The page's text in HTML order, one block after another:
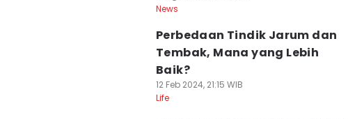
News
Perbedaan Tindik Jarum dan
Tembak, Mana yang Lebih
Baik?
12 Feb 2024, 21:15 WIB
Life